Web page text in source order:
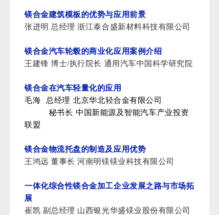
镁合金建筑模板的优势与应用前景
张进明 总经理 浙江泰合盛新材料科技有限公司
镁合金汽车轮毂的商业化应用案例介绍
王建锋 博士/执行院长 通用汽车中国科学研究院
镁合金在汽车轻量化的应用
毛海 总经理 北京华北轻合金有限公司
秘书长 中国新能源及智能汽车产业投资
联盟
镁合金物流托盘的制造及应用优势
王鸿远 董事长 河南明镁镁业科技有限公司
一体化综合性镁合金加工企业发展之路与市场拓
展
崔凯 副总经理 山西银光华盛镁业股份有限公司